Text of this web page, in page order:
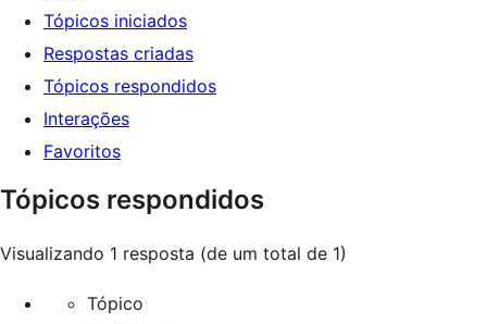
Tópicos iniciados
Respostas criadas
Tópicos respondidos
Interações
Favoritos
Tópicos respondidos
Visualizando 1 resposta (de um total de 1)
Tópico